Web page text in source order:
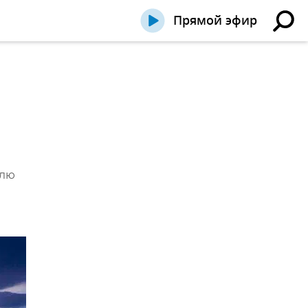
Прямой эфир